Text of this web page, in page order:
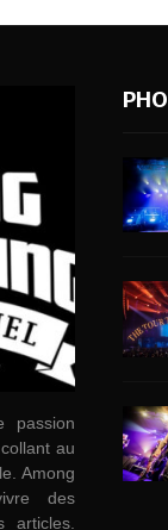
passion
au
Among
des
articles.